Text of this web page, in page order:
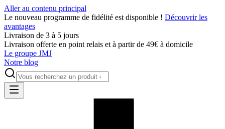
Aller au contenu principal
Le nouveau programme de fidélité est disponible ! Découvrir les
avantages
Livraison de 3 à 5 jours
Livraison offerte en point relais et à partir de 49€ à domicile
Le groupe JMJ
Notre blog